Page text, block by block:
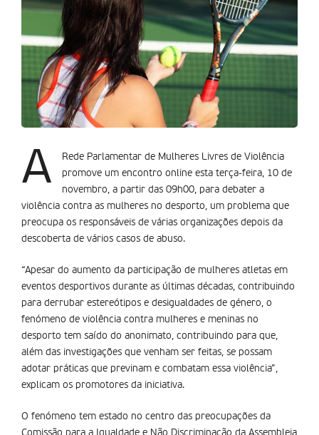
A
Rede Parlamentar de Mulheres Livres de Violência
promove um encontro online esta terça-feira, 10 de
novembro, a partir das 09h00, para debater a
violência contra as mulheres no desporto, um problema que
preocupa os responsáveis de várias organizações depois da
descoberta de vários casos de abuso.
“Apesar do aumento da participação de mulheres atletas em
eventos desportivos durante as últimas décadas, contribuindo
para derrubar estereótipos e desigualdades de género, o
fenómeno de violência contra mulheres e meninas no
desporto tem saído do anonimato, contribuindo para que,
além das investigações que venham ser feitas, se possam
adotar práticas que previnam e combatam essa violência”,
explicam os promotores da iniciativa.
O fenómeno tem estado no centro das preocupações da
Comissão para a Igualdade e Não Discriminação da Assembleia